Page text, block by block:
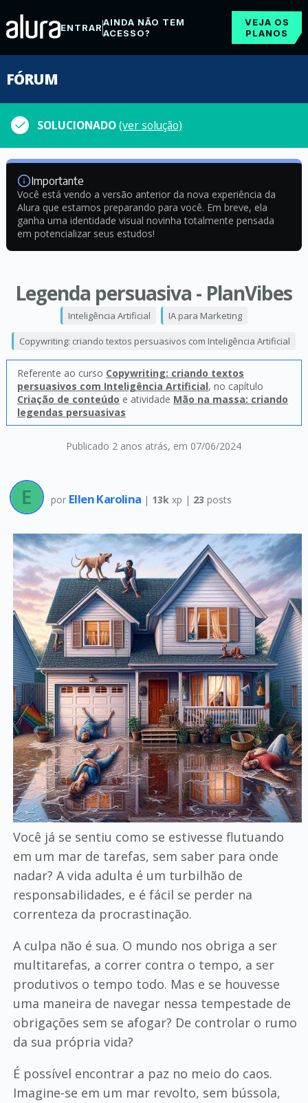
ENTRARAINDA NÃO TEM
ACESSO?
VEJA OS
PLANOS
FÓRUM
SOLUCIONADO(ver solução)
Importante
Você está vendo a versão anterior da nova experiência da
Alura que estamos preparando para você. Em breve, ela
ganha uma identidade visual novinha totalmente pensada
em potencializar seus estudos!
Legenda persuasiva - PlanVibes
Publicado 2 anos atrás, em 07/06/2024
Inteligência Artificial IA para Marketing
Copywriting: criando textos persuasivos com Inteligência Artificial
Referente ao curso Copywriting: criando textos
persuasivos com Inteligência Artificial, no capítulo
Criação de conteúdo e atividade Mão na massa: criando
legendas persuasivas
por Ellen Karolina | 13k xp | 23 posts
Você já se sentiu como se estivesse flutuando
em um mar de tarefas, sem saber para onde
nadar? A vida adulta é um turbilhão de
responsabilidades, e é fácil se perder na
correnteza da procrastinação.
A culpa não é sua. O mundo nos obriga a ser
multitarefas, a correr contra o tempo, a ser
produtivos o tempo todo. Mas e se houvesse
uma maneira de navegar nessa tempestade de
obrigações sem se afogar? De controlar o rumo
da sua própria vida?
É possível encontrar a paz no meio do caos.
Imagine-se em um mar revolto, sem bússola,